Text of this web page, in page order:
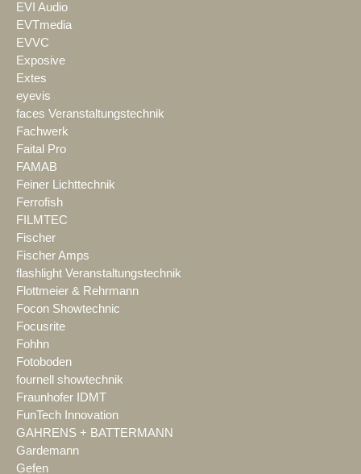
EVI Audio
EVTmedia
EVVC
Exposive
Extes
eyevis
faces Veranstaltungstechnik
Fachwerk
Faital Pro
FAMAB
Feiner Lichttechnik
Ferrofish
FILMTEC
Fischer
Fischer Amps
flashlight Veranstaltungstechnik
Flottmeier & Rehrmann
Focon Showtechnic
Focusrite
Fohhn
Fotoboden
fournell showtechnik
Fraunhofer IDMT
FunTech Innovation
GAHRENS + BATTERMANN
Gardemann
Gefen